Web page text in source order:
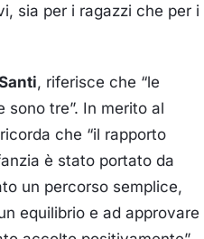
sia per i ragazzi che per i
, riferisce che “le
tre”. In merito al
che “il rapporto
è stato portato da
un percorso semplice,
equilibrio e ad approvare